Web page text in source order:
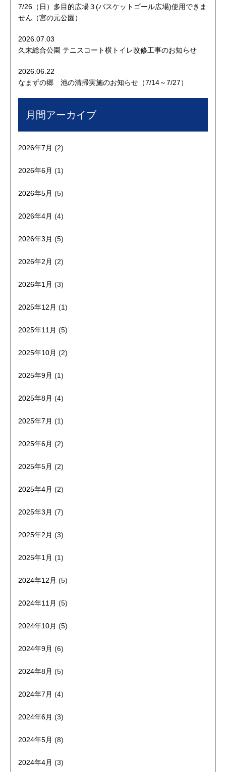
7/26（日）多目的広場３(バスケットゴール広場)使用できま
せん（宮の元公園）
2026.07.03
久末総合公園 テニスコート横トイレ改修工事のお知らせ
2026.06.22
なまずの郷 池の清掃実施のお知らせ（7/14～7/27）
月間アーカイブ
2026年7月 (2)
2026年6月 (1)
2026年5月 (5)
2026年4月 (4)
2026年3月 (5)
2026年2月 (2)
2026年1月 (3)
2025年12月 (1)
2025年11月 (5)
2025年10月 (2)
2025年9月 (1)
2025年8月 (4)
2025年7月 (1)
2025年6月 (2)
2025年5月 (2)
2025年4月 (2)
2025年3月 (7)
2025年2月 (3)
2025年1月 (1)
2024年12月 (5)
2024年11月 (5)
2024年10月 (5)
2024年9月 (6)
2024年8月 (5)
2024年7月 (4)
2024年6月 (3)
2024年5月 (8)
2024年4月 (3)